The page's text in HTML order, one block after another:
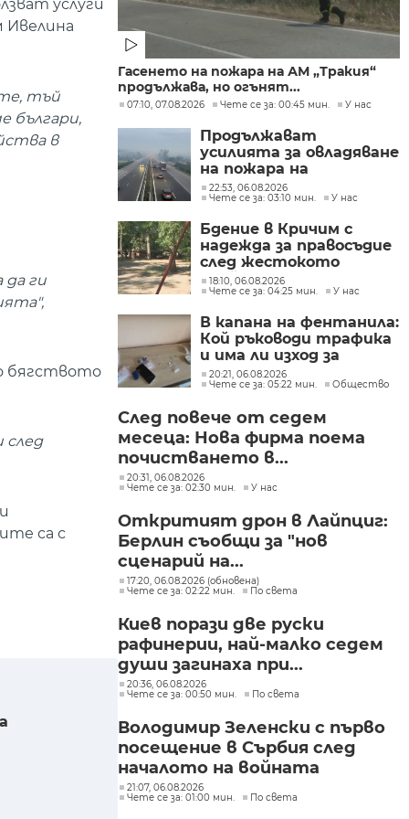
услуги
Ивелина
тъй
българи,
в
да ги
бягството
след
са с
Гасенето на пожара на АМ „Тракия“
продължава, но огънят...
07:10, 07.08.2026 Чете се за: 00:45 мин. У нас
Продължават
усилията за овладяване
на пожара на
магистрала "Тракия"
(ОБЗОР)
22:53, 06.08.2026
Чете се за: 03:10 мин.
У нас
Бдение в Кричим с
надежда за правосъдие
след жестокото
убийство на млад мъж
в Пловдив от
18:10, 06.08.2026
Чете се за: 04:25 мин.
У нас
В капана на фентанила:
Кой ръководи трафика
и има ли изход за
пристрастените?
20:21, 06.08.2026
Чете се за: 05:22 мин.
Общество
След повече от седем
месеца: Нова фирма поема
почистването в...
20:31, 06.08.2026
Чете се за: 02:30 мин.
У нас
Откритият дрон в Лайпциг:
Берлин съобщи за "нов
сценарий на...
17:20, 06.08.2026 (обновена)
Чете се за: 02:22 мин.
По света
Киев порази две руски
рафинерии, най-малко седем
души загинаха при...
20:36, 06.08.2026
Чете се за: 00:50 мин.
По света
Володимир Зеленски с първо
посещение в Сърбия след
началото на войната
21:07, 06.08.2026
Чете се за: 01:00 мин.
По света